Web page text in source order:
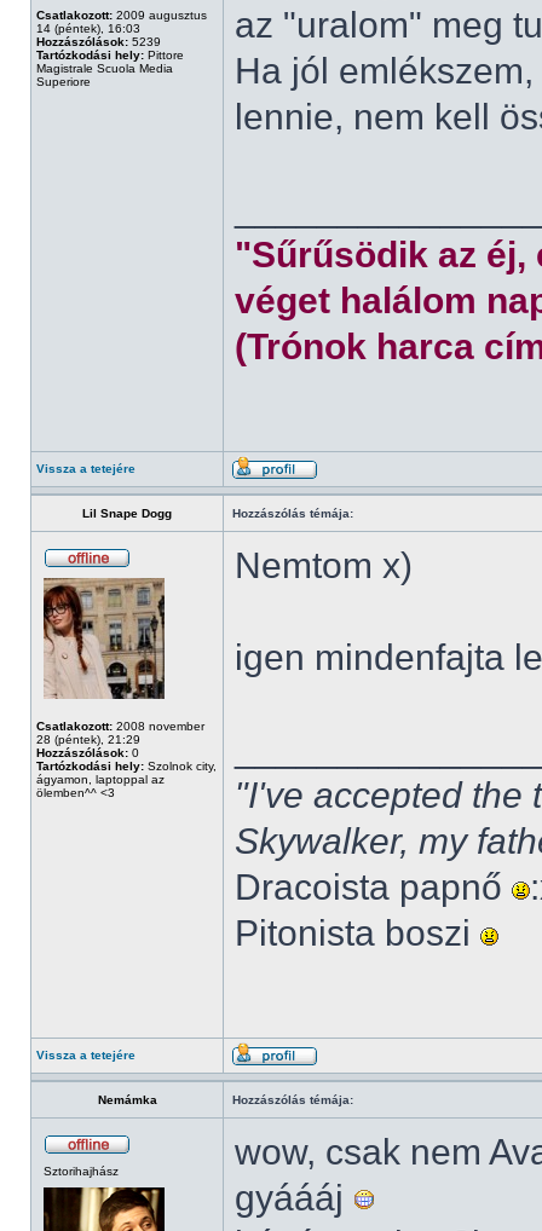
Csatlakozott: 2009 augusztus
14 (péntek), 16:03
Hozzászólások: 5239
Tartózkodási hely: Pittore
Magistrale Scuola Media
Superiore
az "uralom" meg
Ha jól
lennie, nem kell
"Sűrűsödik az éj,
véget halálom
(Trónok harca
Vissza a tetejére
Lil Snape Dogg Hozzászólás témája:
Csatlakozott: 2008 november
28 (péntek), 21:29
Hozzászólások: 0
Tartózkodási hely: Szolnok city,
ágyamon, laptoppal az
ölemben^^ <3
Nemtom x)
igen mindenfajta
"I've accepted the
Skywalker, my
Dracoista papnő
Pitonista boszi
Vissza a tetejére
Nemámka Hozzászólás témája:
Sztorihajhász
wow, csak nem
gyáááj